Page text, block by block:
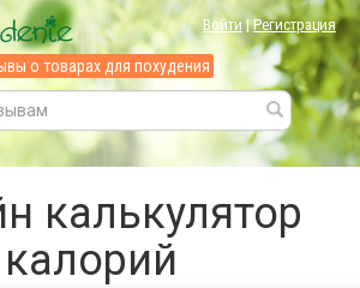
Войти|Регистрация
о товарах для похудения
калькулятор
калорий